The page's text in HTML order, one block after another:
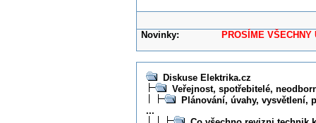
Novinky: PROSÍME VŠECHNY
Diskuse Elektrika.cz
Veřejnost, spotřebitelé,
Plánování, úvahy,
...